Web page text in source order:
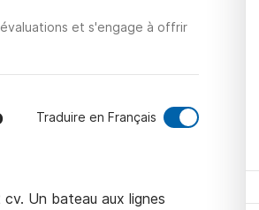
et s'engage à offrir
Traduire en Français
Un bateau aux lignes